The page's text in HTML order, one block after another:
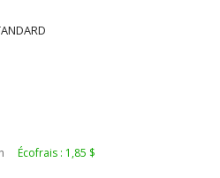
Écofrais : 1,85 $